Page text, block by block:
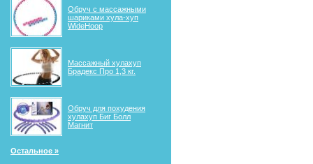
Обруч с массажными
шариками хула-хуп
WideHoop
Массажный хулахуп
Брадекс Про 1,3 кг.
Обруч для похудения
хулахуп Биг Болл
Магнит
Остальное »